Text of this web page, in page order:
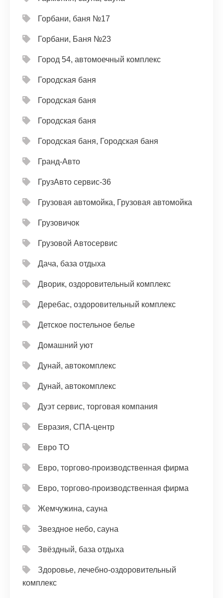
Горбани, баня №17
Горбани, Баня №23
Город 54, автомоечный комплекс
Городская баня
Городская баня
Городская баня
Городская баня, Городская баня
Гранд-Авто
ГрузАвто сервис-36
Грузовая автомойка, Грузовая автомойка
Грузовичок
Грузовой Автосервис
Дача, база отдыха
Дворик, оздоровительный комплекс
Деребас, оздоровительный комплекс
Детское постельное белье
Домашний уют
Дунай, автокомплекс
Дунай, автокомплекс
Дуэт сервис, торговая компания
Евразия, СПА-центр
Евро ТО
Евро, торгово-производственная фирма
Евро, торгово-производственная фирма
Жемчужина, сауна
Звездное небо, сауна
Звёздный, база отдыха
Здоровье, лечебно-оздоровительный
комплекс